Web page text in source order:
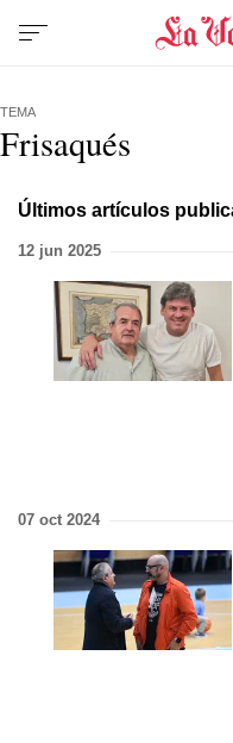
TEMA
Frisaqués
Últimos artículos
12 jun 2025
07 oct 2024